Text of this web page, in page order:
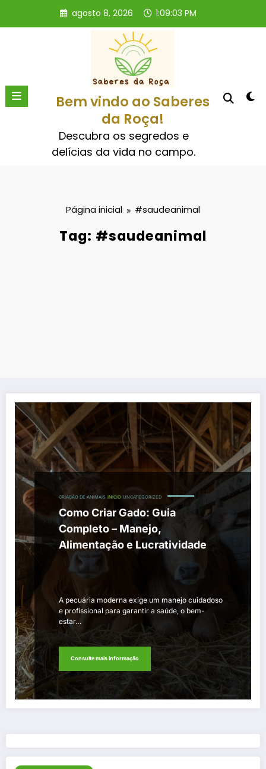
o
agosto 8, 2026 1:09:03 PM
Bem vindo ao Saberes
da Roça!
Descubra os segredos e
delícias da vida no campo.
Página inicial #saudeanimal
Tag: #saudeanimal
CRIAÇÃO DE ANIMAIS INÍCIO UNCATEGORIZED
Como Criar Gado: Guia
Completo – Manejo,
Alimentação e Lucratividade
A pecuária moderna exige um manejo cuidadoso
e profissional para garantir a saúde, o bem-
estar…
Consulte mais informação